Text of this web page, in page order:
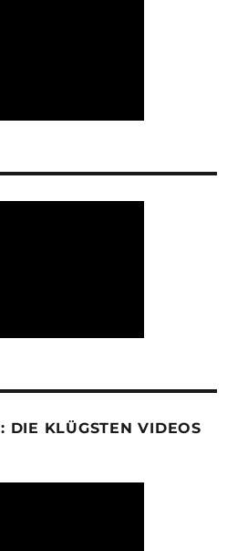
DIE KLÜGSTEN VIDEOS